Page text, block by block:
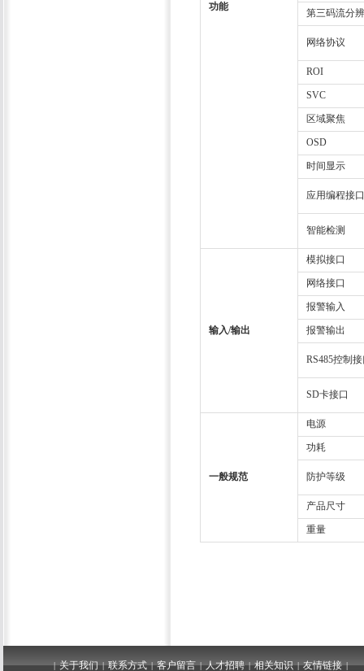
功能
第三码流分
网络协议
ROI
SVC
区域聚焦
OSD
时间显示
应用编程接口
智能检测
输入/输出
模拟接口
网络接口
报警输入
报警输出
RS485控制
SD卡接口
一般规范
电源
功耗
防护等级
产品尺寸
重量
|关于我们 |联系方式 |客户留言 |人才招聘 |相关知识 |友情链接 |